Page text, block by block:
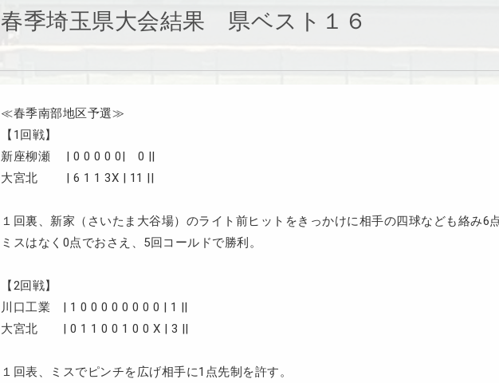
春季埼玉県大会結果 県ベスト１６
≪春季南部地区予選≫
【1回戦】
新座柳瀬 | 0 0 0 0 0| 0 ||
大宮北 | 6 1 1 3X | 11 ||
１回裏、新家（さいたま大谷場）のライト前ヒットをきっかけに相手の四球なども絡み6
ミスはなく0点でおさえ、5回コールドで勝利。
【2回戦】
川口工業 | 1 0 0 0 0 0 0 0 0 | 1 ||
大宮北 | 0 1 1 0 0 1 0 0 X | 3 ||
１回表、ミスでピンチを広げ相手に1点先制を許す。